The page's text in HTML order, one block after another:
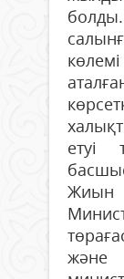
етуі
Жиын
және